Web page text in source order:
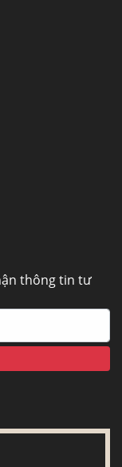
thông tin tư